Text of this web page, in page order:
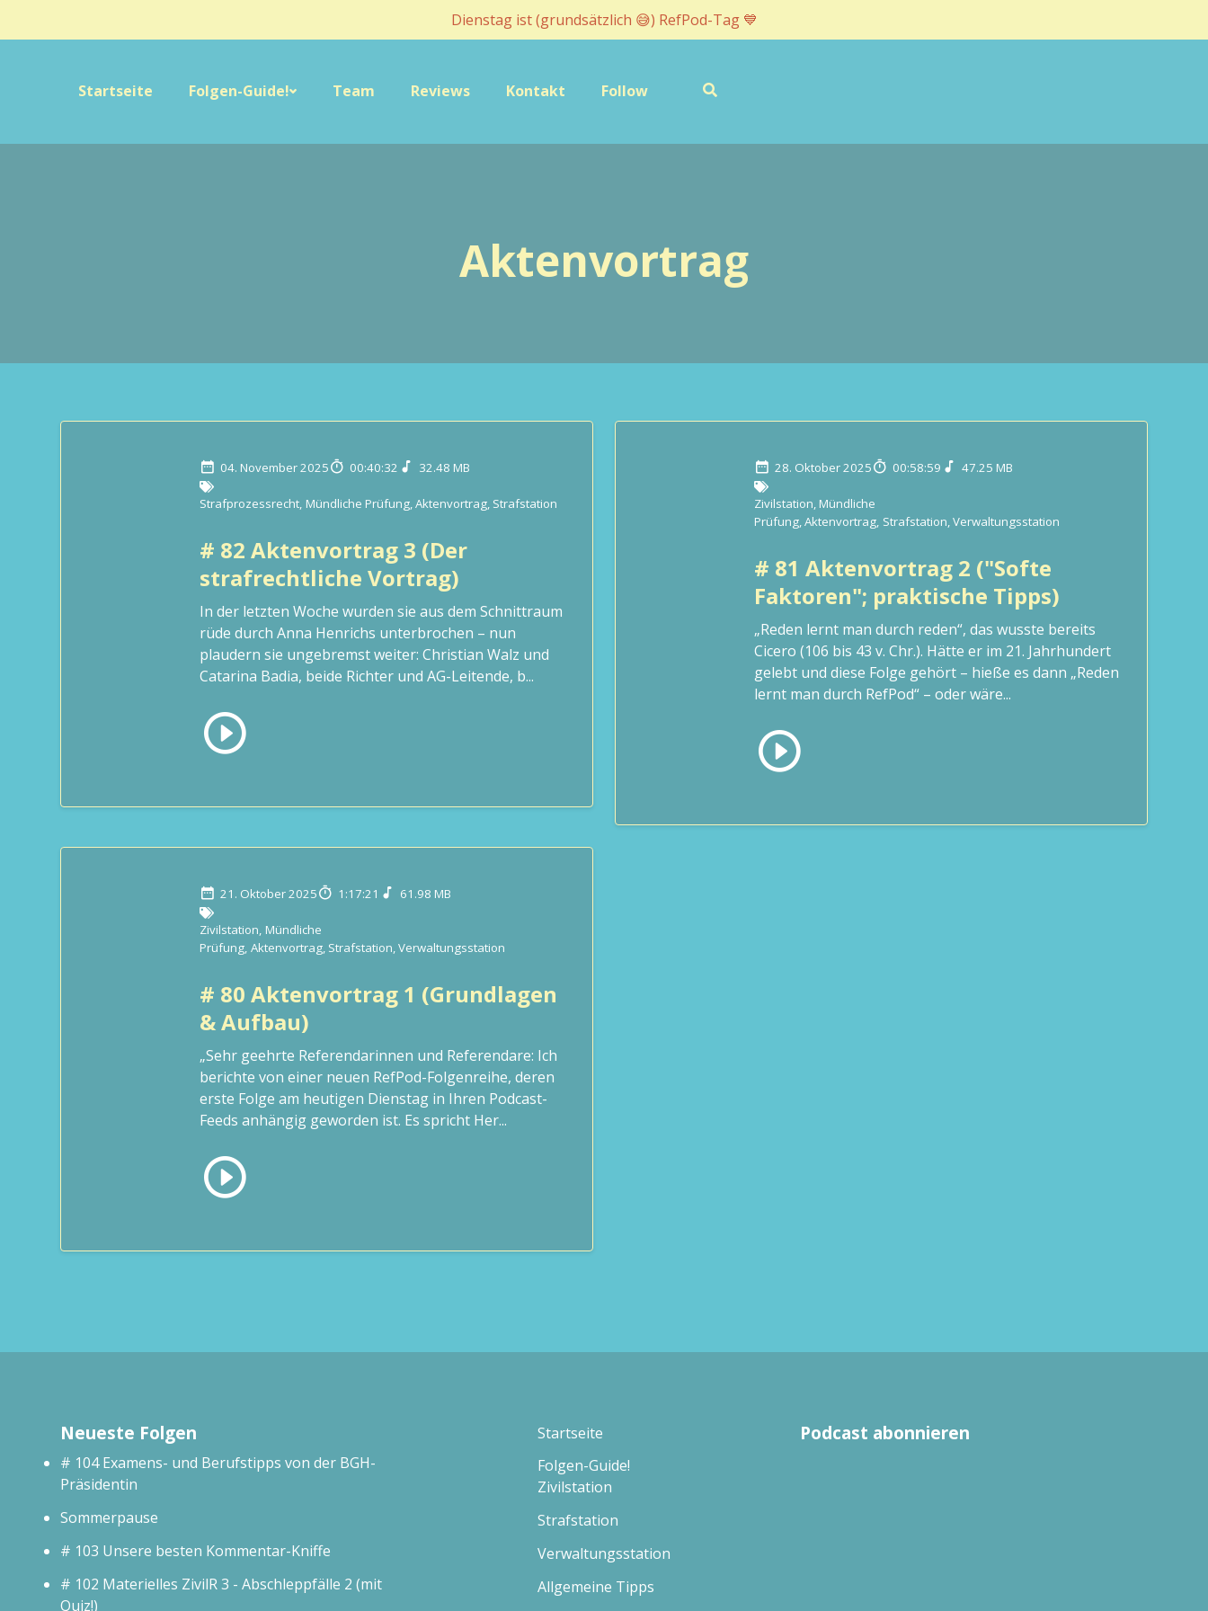
Dienstag ist (grundsätzlich 😅) RefPod-Tag 💙
Startseite Folgen-Guide! Team Reviews Kontakt Follow
Aktenvortrag
04. November 2025 00:40:32 32.48 MB
Strafprozessrecht, Mündliche Prüfung,Aktenvortrag, Strafstation
# 82 Aktenvortrag 3 (Der
strafrechtliche Vortrag)
In der letzten Woche wurden sie aus dem Schnittraum
rüde durch Anna Henrichs unterbrochen – nun
plaudern sie ungebremst weiter: Christian Walz und
Catarina Badia, beide Richter und AG-Leitende, b...
28. Oktober 2025 00:58:59 47.25 MB
Zivilstation, Mündliche
Prüfung,Aktenvortrag, Strafstation,Verwaltungsstation
# 81 Aktenvortrag 2 ("Softe
Faktoren"; praktische Tipps)
„Reden lernt man durch reden“, das wusste bereits
Cicero (106 bis 43 v. Chr.). Hätte er im 21. Jahrhundert
gelebt und diese Folge gehört – hieße es dann „Reden
lernt man durch RefPod“ – oder wäre...
21. Oktober 2025 1:17:21 61.98 MB
Zivilstation, Mündliche
Prüfung, Aktenvortrag, Strafstation,Verwaltungsstation
# 80 Aktenvortrag 1 (Grundlagen
& Aufbau)
„Sehr geehrte Referendarinnen und Referendare: Ich
berichte von einer neuen RefPod-Folgenreihe, deren
erste Folge am heutigen Dienstag in Ihren Podcast-
Feeds anhängig geworden ist. Es spricht Her...
Neueste Folgen
# 104 Examens- und Berufstipps von der BGH-
Präsidentin
Sommerpause
# 103 Unsere besten Kommentar-Kniffe
# 102 Materielles ZivilR 3 - Abschleppfälle 2 (mit
Quiz!)
Startseite
Folgen-Guide!
Zivilstation
Strafstation
Verwaltungsstation
Allgemeine Tipps
Podcast abonnieren